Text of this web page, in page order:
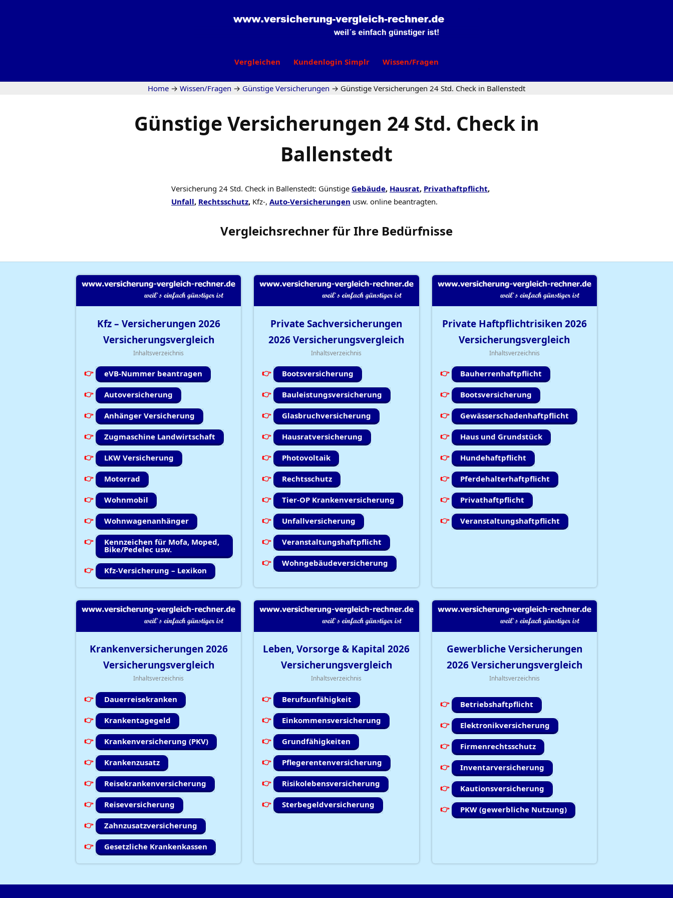
Vergleichen Kundenlogin Simplr Wissen/Fragen
Home → Wissen/Fragen → Günstige Versicherungen → Günstige Versicherungen 24 Std. Check in Ballenstedt
Günstige Versicherungen 24 Std. Check in
Ballenstedt
Versicherung 24 Std. Check in Ballenstedt: Günstige Gebäude, Hausrat, Privathaftpflicht,
Unfall, Rechtsschutz, Kfz-, Auto-Versicherungen usw. online beantragten.
Vergleichsrechnerfür Ihre Bedürfnisse
Kfz – Versicherungen 2026
Versicherungsvergleich
Inhaltsverzeichnis
eVB-Nummer beantragen
Autoversicherung
Anhänger Versicherung
Zugmaschine Landwirtschaft
LKW Versicherung
Motorrad
Wohnmobil
Wohnwagenanhänger
Kennzeichen für Mofa, Moped,
Bike/Pedelec usw.
Kfz-Versicherung – Lexikon
Private Sachversicherungen
2026Versicherungsvergleich
Inhaltsverzeichnis
Bootsversicherung
Bauleistungsversicherung
Glasbruchversicherung
Hausratversicherung
Photovoltaik
Rechtsschutz
Tier-OP Krankenversicherung
Unfallversicherung
Veranstaltungshaftpflicht
Wohngebäudeversicherung
Private Haftpflichtrisiken 2026
Versicherungsvergleich
Inhaltsverzeichnis
Bauherrenhaftpflicht
Bootsversicherung
Gewässerschadenhaftpflicht
Haus und Grundstück
Hundehaftpflicht
Pferdehalterhaftpflicht
Privathaftpflicht
Veranstaltungshaftpflicht
Krankenversicherungen 2026
Versicherungsvergleich
Inhaltsverzeichnis
Dauerreisekranken
Krankentagegeld
Krankenversicherung (PKV)
Krankenzusatz
Reisekrankenversicherung
Reiseversicherung
Zahnzusatzversicherung
Gesetzliche Krankenkassen
Leben, Vorsorge & Kapital2026
Versicherungsvergleich
Inhaltsverzeichnis
Berufsunfähigkeit
Einkommensversicherung
Grundfähigkeiten
Pflegerentenversicherung
Risikolebensversicherung
Sterbegeldversicherung
Gewerbliche Versicherungen
2026Versicherungsvergleich
Inhaltsverzeichnis
Betriebshaftpflicht
Elektronikversicherung
Firmenrechtsschutz
Inventarversicherung
Kautionsversicherung
PKW (gewerbliche Nutzung)